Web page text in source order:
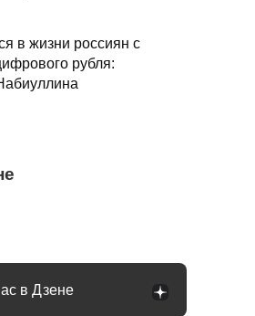
в жизни россиян с
рубля:
67 тысяч рублей в
сделать
не докажет стаж для
никак не покраснеют:
в Дзене